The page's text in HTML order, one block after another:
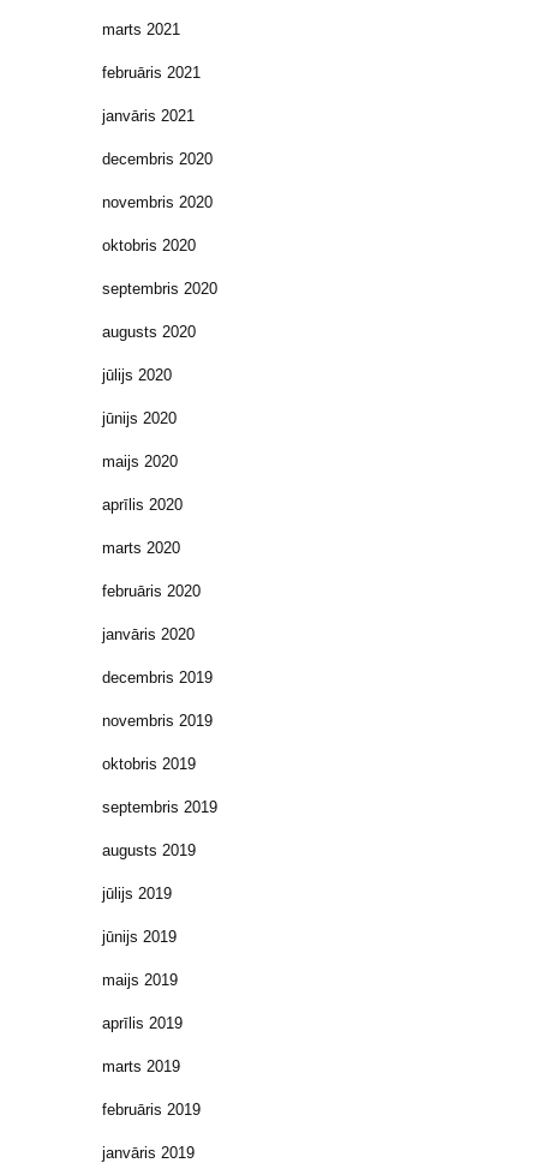
marts 2021
februāris 2021
janvāris 2021
decembris 2020
novembris 2020
oktobris 2020
septembris 2020
augusts 2020
jūlijs 2020
jūnijs 2020
maijs 2020
aprīlis 2020
marts 2020
februāris 2020
janvāris 2020
decembris 2019
novembris 2019
oktobris 2019
septembris 2019
augusts 2019
jūlijs 2019
jūnijs 2019
maijs 2019
aprīlis 2019
marts 2019
februāris 2019
janvāris 2019